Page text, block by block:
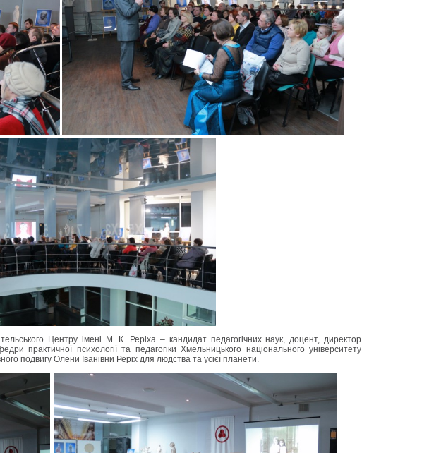
Центру імені М. К. Реріха – кандидат педагогічних наук, доцент, директор
практичної психології та педагогіки Хмельницького національного університету
подвигу Олени Іванівни Реріх для людства та усієї планети.